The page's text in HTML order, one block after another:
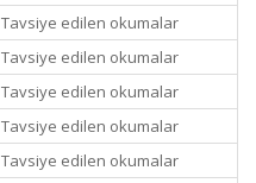
Tavsiye edilen okumalar
Tavsiye edilen okumalar
Tavsiye edilen okumalar
Tavsiye edilen okumalar
Tavsiye edilen okumalar